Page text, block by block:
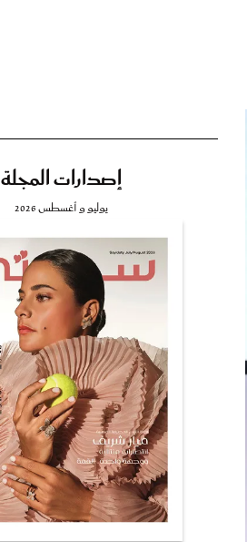
إصدارات المجلة
يوليو و أغسطس 2026